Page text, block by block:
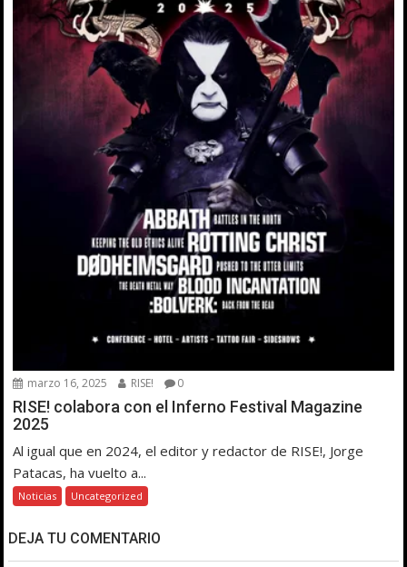
marzo 16, 2025 RISE! 0
RISE! colabora con el Inferno Festival Magazine
2025
Al igual que en 2024, el editor y redactor de RISE!, Jorge
Patacas, ha vuelto a...
Noticias Uncategorized
DEJA TU COMENTARIO